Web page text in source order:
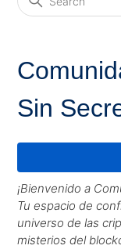
Sin
¡Bienvenido a
Tu espacio de
universo de las
misterios del